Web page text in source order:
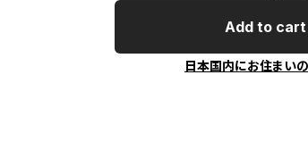
Add to cart
日本国内にお住まい